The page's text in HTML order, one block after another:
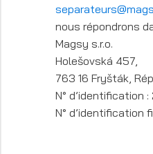
nous répondrons
Magsy s.r.o.
Holešovská 457,
763 16 Fryšták,
N° d’identification
N° d’identification